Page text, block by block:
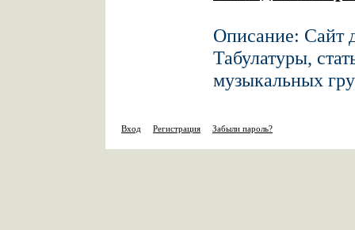
Описание: Сайт
Табулатуры,
музыкальных
Вход Регистрация Забыли пароль?